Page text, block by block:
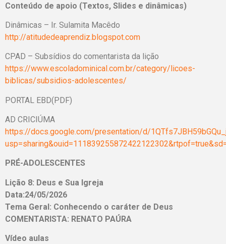
Conteúdo de apoio (Textos, Slides e dinâmicas)
Dinâmicas – Ir. Sulamita Macêdo
http://atitudedeaprendiz.blogspot.com
CPAD – Subsídios do comentarista da lição
https://www.escoladominical.com.br/category/licoes-
biblicas/subsidios-adolescentes/
PORTAL EBD(PDF)
AD CRICIÚMA
https://docs.google.com/presentation/d/
PRÉ-ADOLESCENTES
Lição 8: Deus e Sua Igreja
Data:24/05/2026
Tema Geral: Conhecendo o caráter de Deus
COMENTARISTA: RENATO PAÚRA
Vídeo aulas